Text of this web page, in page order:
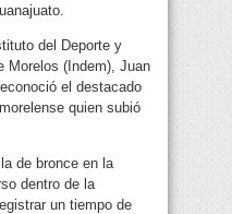
del Deporte y
Morelos (Indem), Juan
el destacado
quien subió
de bronce en la
dentro de la
un tiempo de